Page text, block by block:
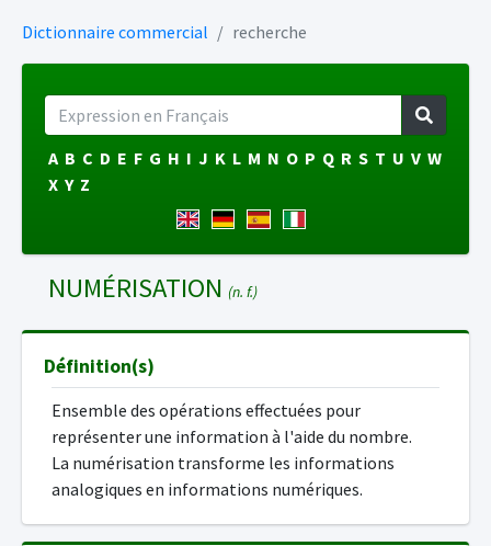
Dictionnaire commercial recherche
A B C D E F G H I J K L M N O P Q R S T U V W
X Y Z
NUMÉRISATION (n. f.)
Définition(s)
Ensemble des opérations effectuées pour
représenter une information à l'aide du nombre.
La numérisation transforme les informations
analogiques en informations numériques.